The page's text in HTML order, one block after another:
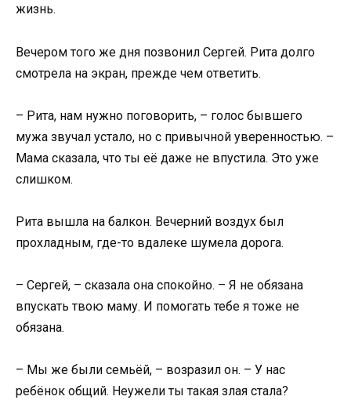
жизнь.
Вечером того же дня позвонил Сергей. Рита долго
смотрела на экран, прежде чем ответить.
– Рита, нам нужно поговорить, – голос бывшего
мужа звучал устало, но с привычной уверенностью. –
Мама сказала, что ты её даже не впустила. Это уже
слишком.
Рита вышла на балкон. Вечерний воздух был
прохладным, где-то вдалеке шумела дорога.
– Сергей, – сказала она спокойно. – Я не обязана
впускать твою маму. И помогать тебе я тоже не
обязана.
– Мы же были семьёй, – возразил он. – У нас
ребёнок общий. Неужели ты такая злая стала?